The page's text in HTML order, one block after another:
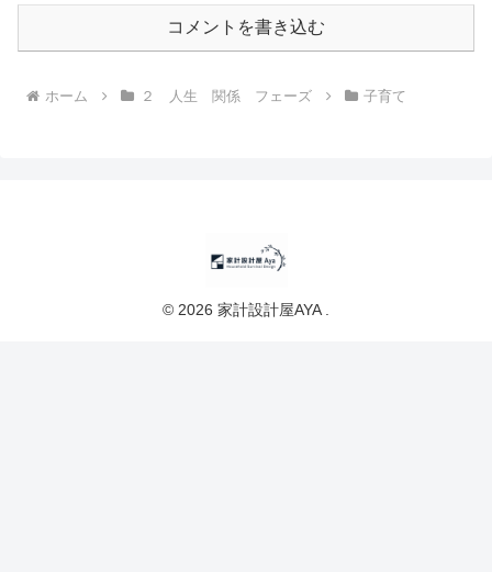
コメントを書き込む
ホーム ２ 人生 関係 フェーズ 子育て
© 2026 家計設計屋AYA .